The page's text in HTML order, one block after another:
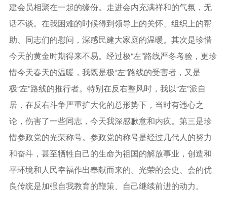
建会员相聚在一起的缘份。走进会内充满祥和的气氛，无
话不谈。在我困难的时候得到领导上的关怀、组织上的帮
助、同志们的慰问，深感民建大家庭的温暖。其次是珍惜
今天的黄金时期得来不易。经过极“左”路线严冬考验，更珍
惜今天春天的温暖，我既是极“左”路线的受害者，又是
极“左”路线的推行者。特别在反右整风时，我以“左”派自
居，在反右斗争严重扩大化的总形势下，当时有违心之
论，伤害了一些同志，今天我深感歉意和内疚。第三是珍
惜参政党的光荣称号。参政党的称号是经过几代人的努力
和奋斗，甚至牺牲自己的生命为祖国的解放事业，创造和
平环境和人民幸福作出奉献而来的。光荣的会史、会的优
良传统是加强自我教育的鞭策、自己继续前进的动力。